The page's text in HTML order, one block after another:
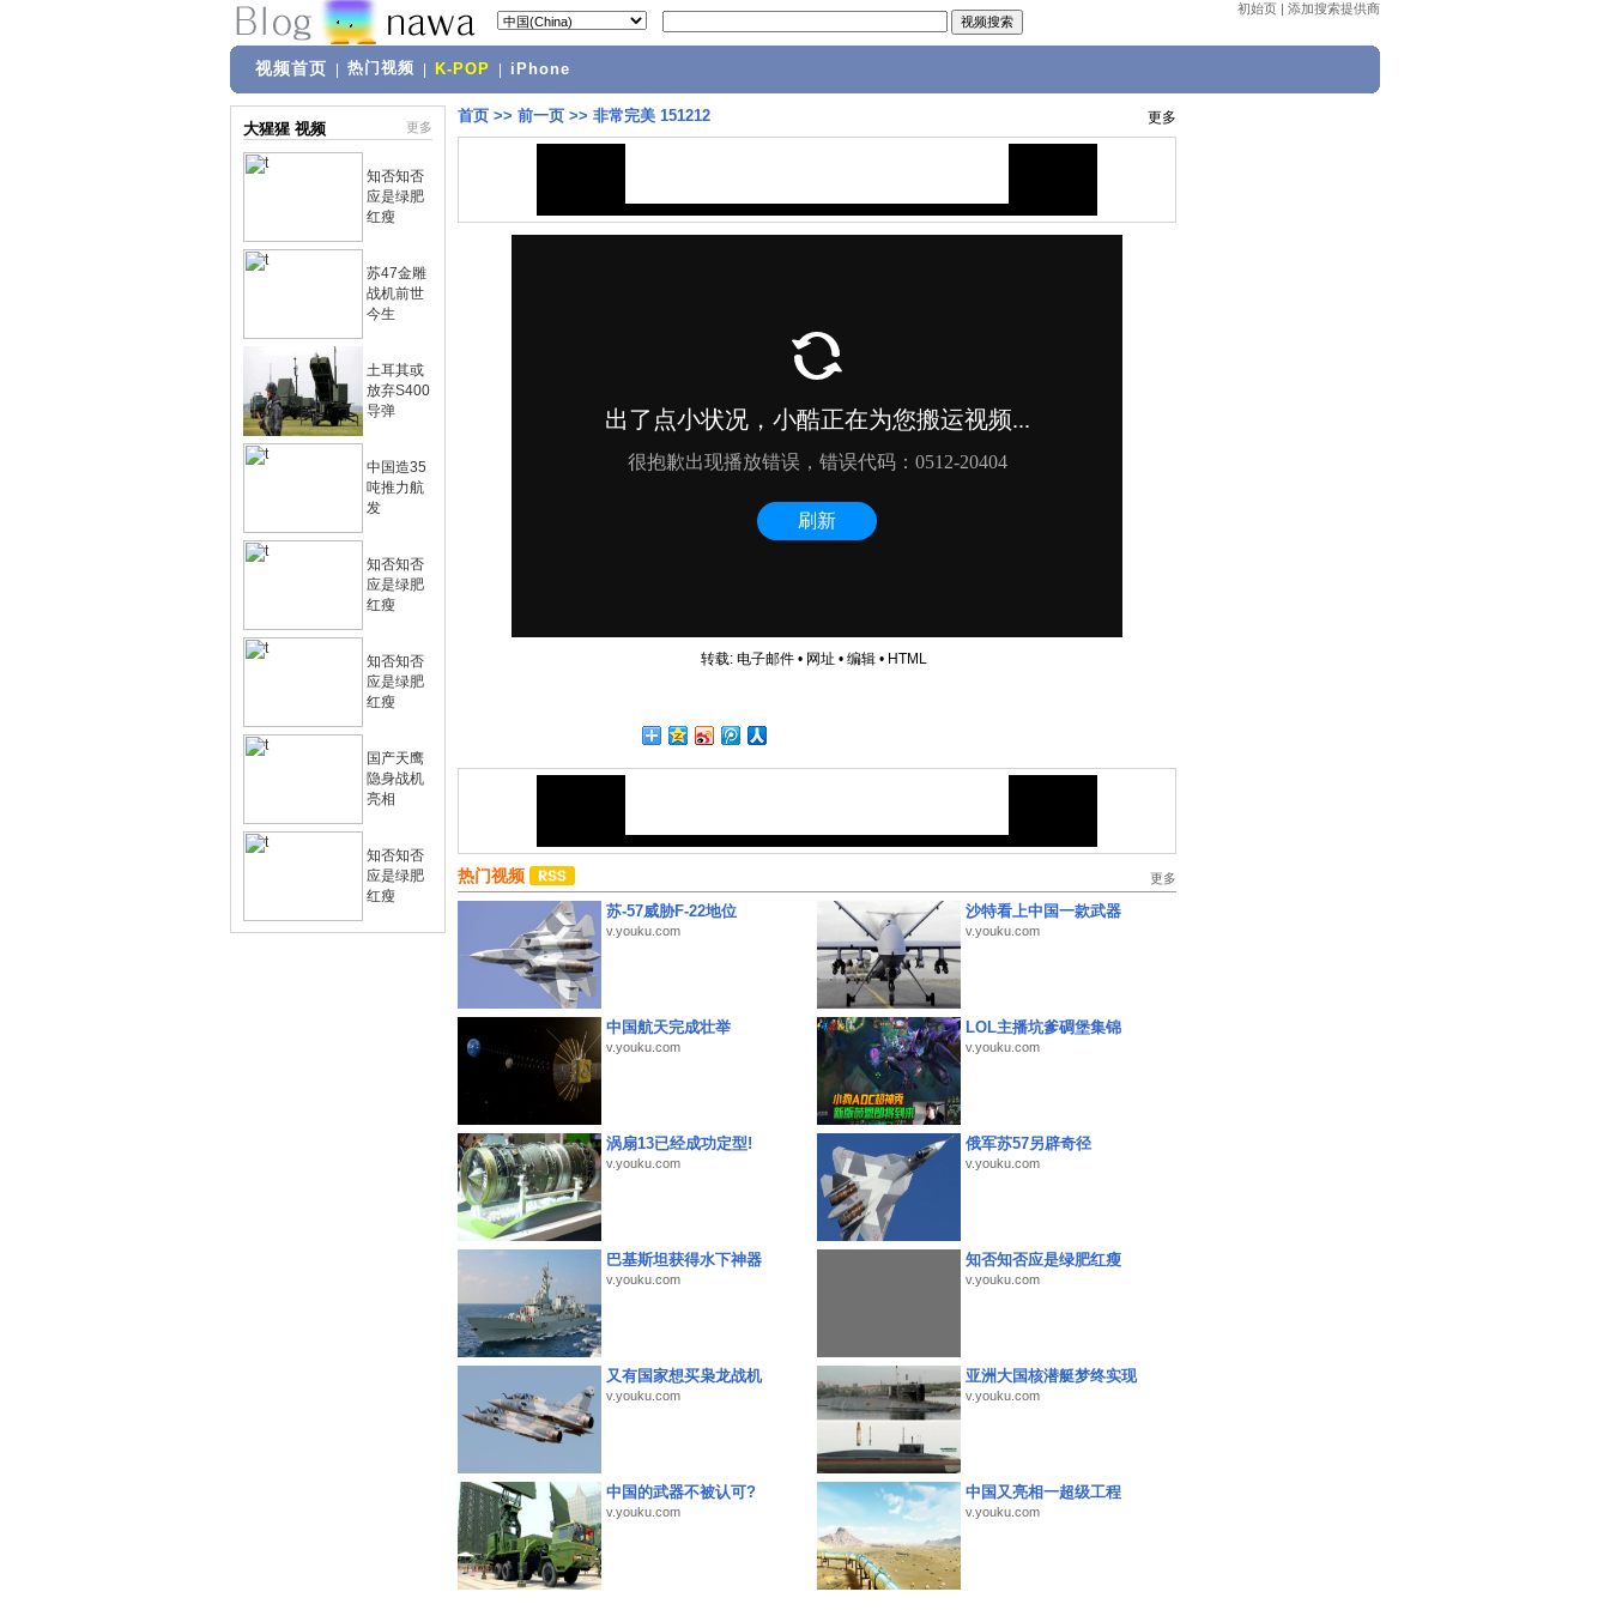
初始页 | 添加搜索提供商
视频首页 热门视频 K-POP iPhone
大猩猩 视频 更多
知否知否
应是绿肥
红瘦
苏47金雕
战机前世
今生
土耳其或
放弃S400
导弹
中国造35
吨推力航
发
知否知否
应是绿肥
红瘦
知否知否
应是绿肥
红瘦
国产天鹰
隐身战机
亮相
知否知否
应是绿肥
红瘦
首页 >> 前一页 >> 非常完美 151212 更多
转载: 电子邮件• 网址 • 编辑• HTML
热门视频 更多
苏-57威胁F-22地位
v.youku.com
沙特看上中国一款武器
v.youku.com
中国航天完成壮举
v.youku.com
LOL主播坑爹碉堡集锦
v.youku.com
涡扇13已经成功定型!
v.youku.com
俄军苏57另辟奇径
v.youku.com
巴基斯坦获得水下神器
v.youku.com
知否知否应是绿肥红瘦
v.youku.com
又有国家想买枭龙战机
v.youku.com
亚洲大国核潜艇梦终实现
v.youku.com
中国的武器不被认可?
v.youku.com
中国又亮相一超级工程
v.youku.com